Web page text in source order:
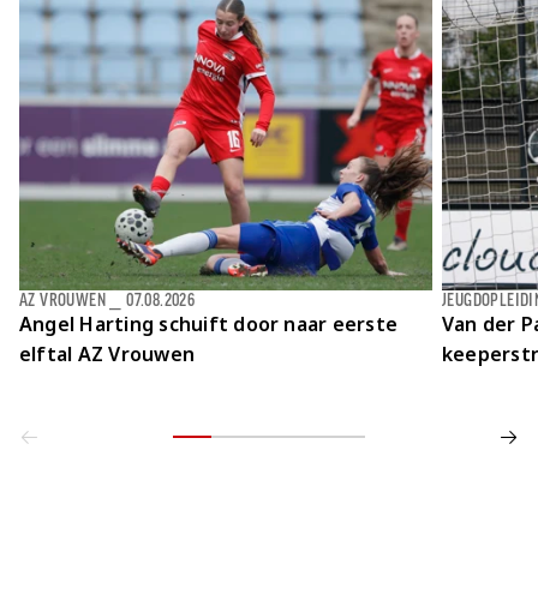
Angel Harting schuift door naar eerste
elftal AZ Vrouwen
AZ VROUWEN ⎯07.08.2026
Van der